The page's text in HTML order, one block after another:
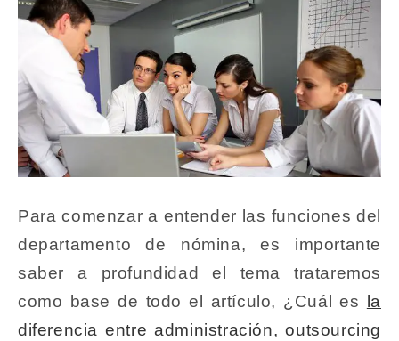
Para comenzar a entender las funciones del
departamento de nómina, es importante
saber a profundidad el tema trataremos
como base de todo el artículo, ¿Cuál es
la
diferencia entre administración, outsourcing